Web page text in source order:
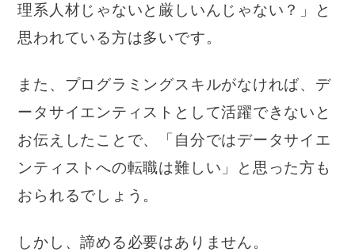
理系人材じゃないと厳しいんじゃない？」と
思われている方は多いです。
また、プログラミングスキルがなければ、デ
ータサイエンティストとして活躍できないと
お伝えしたことで、「自分ではデータサイエ
ンティストへの転職は難しい」と思った方も
おられるでしょう。
しかし、諦める必要はありません。